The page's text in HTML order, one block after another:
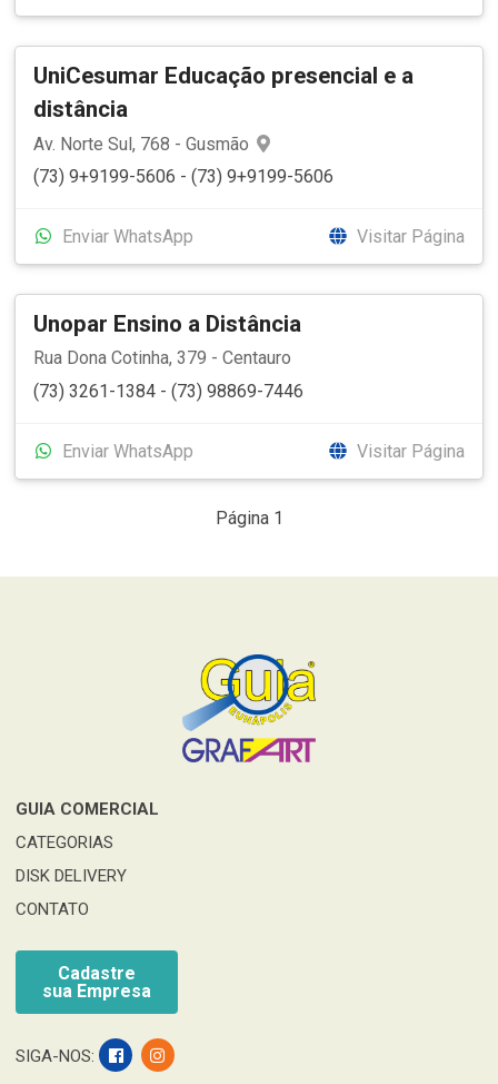
UniCesumar Educação presencial e a
distância
Av. Norte Sul, 768 - Gusmão
(73) 9+9199-5606 - (73) 9+9199-5606
Enviar WhatsApp Visitar Página
Unopar Ensino a Distância
Rua Dona Cotinha, 379 - Centauro
(73) 3261-1384 - (73) 98869-7446
Enviar WhatsApp Visitar Página
Página 1
GUIA COMERCIAL
CATEGORIAS
DISK DELIVERY
CONTATO
Cadastre
sua Empresa
SIGA-NOS: